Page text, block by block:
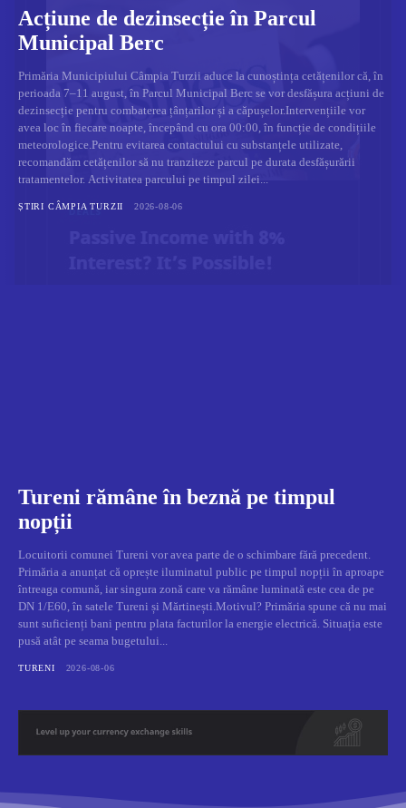
Acțiune de dezinsecție în Parcul
Municipal Berc
Primăria Municipiului Câmpia Turzii aduce la cunoștința cetățenilor că, în
perioada 7–11 august, în Parcul Municipal Berc se vor desfășura acțiuni de
dezinsecție pentru combaterea țânțarilor și a căpușelor.Intervențiile vor
avea loc în fiecare noapte, începând cu ora 00:00, în funcție de condițiile
meteorologice.Pentru evitarea contactului cu substanțele utilizate,
recomandăm cetățenilor să nu tranziteze parcul pe durata desfășurării
tratamentelor. Activitatea parcului pe timpul zilei...
ȘTIRI CÂMPIA TURZII 2026-08-06
Tureni rămâne în beznă pe timpul
nopții
Locuitorii comunei Tureni vor avea parte de o schimbare fără precedent.
Primăria a anunțat că oprește iluminatul public pe timpul nopții în aproape
întreaga comună, iar singura zonă care va rămâne luminată este cea de pe
DN 1/E60, în satele Tureni și Mărtinești.Motivul? Primăria spune că nu mai
sunt suficienți bani pentru plata facturilor la energie electrică. Situația este
pusă atât pe seama bugetului...
TURENI 2026-08-06